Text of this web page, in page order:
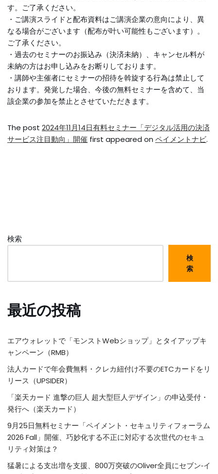
す。ご了承ください。
・ご講演スライドと配布資料はご講演企業の意向により、異
なる場合がございます（配布が叶い可能性もございます）。
ご了承ください。
・過去のセミナーのお振込み（決済未納）、キャンセル料が
未納の方はお申し込みをお断りしております。
・講師や主催者にセミナーの招待を斡旋する行為は禁止して
おります。発覚した場合、今後の無料セミナーを含めて、当
該企業の参加を禁止とさせていただきます。
The post 2024年11月14日有料セミナー「デジタル活用の決済
サービス注目動向」開催 first appeared on ペイメントナビ.
検索
検
索
最近の投稿
エアウォレットで「モンストWebショップ」とタイアップキ
ャンペーン（RMB）
法人カードで年会費無料・クレカ紐付け不要のETCカードをリ
リース（UPSIDER）
「楽天カード 進撃の巨人 超大型巨人デザイン」の申込受付・
発行へ（楽天カード）
9月25日無料セミナー「ペイメント・セキュリティフォーラム
2026 Fall」開催、巧妙化する不正に対応する次世代のセキュ
リティ対策は？
猛暑による支出増を支援、800万突破のOliver全員にセブン‐イ